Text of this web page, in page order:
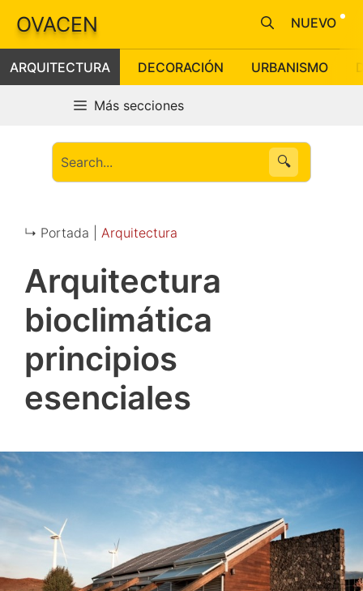
Saltar
contenido
OVACEN
ARQUITECTURA DECORACIÓN URBANISMO
NUEVO
Más secciones
🔍
↳ Portada | Arquitectura
Arquitectura
bioclimática
principios
esenciales